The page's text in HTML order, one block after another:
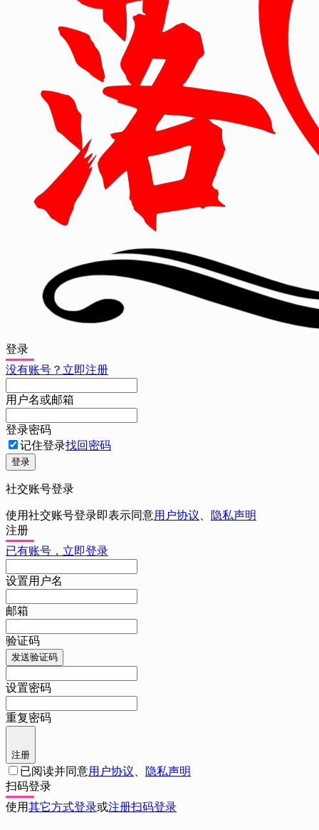
登录
没有账号？立即注册
用户名或邮箱
登录密码
记住登录找回密码
登录
社交账号登录
使用社交账号登录即表示同意用户协议
隐私声明
注册
已有账号，立即登录
设置用户名
邮箱
验证码
发送验证码
设置密码
重复密码
注册
已阅读并同意用户协议
隐私声明
扫码登录
使用其它方式登录或注册扫码登录